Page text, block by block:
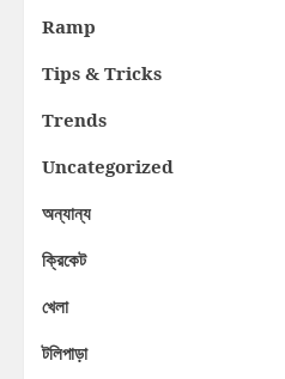
Ramp
Tips & Tricks
Trends
Uncategorized
অন্যান্য
ক্রিকেট
খেলা
টলিপাড়া